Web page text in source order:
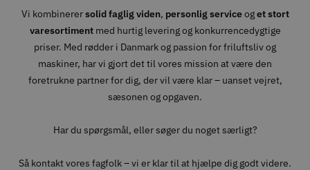
Vi kombinerersolid faglig viden, personlig serviceoget stort
varesortimentmed hurtig levering og konkurrencedygtige
priser. Med rødder i Danmark og passion for friluftsliv og
maskiner, har vi gjort det til vores mission at være den
foretrukne partner for dig, der vil være klar – uanset vejret,
sæsonen og opgaven.
Har du spørgsmål, eller søger du noget særligt?
Så kontakt vores fagfolk – vi er klar til at hjælpe dig godt videre.